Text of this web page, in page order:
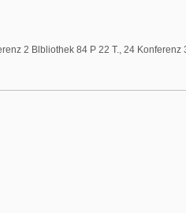
2 Blbliothek 84 P 22 T., 24 Konferenz